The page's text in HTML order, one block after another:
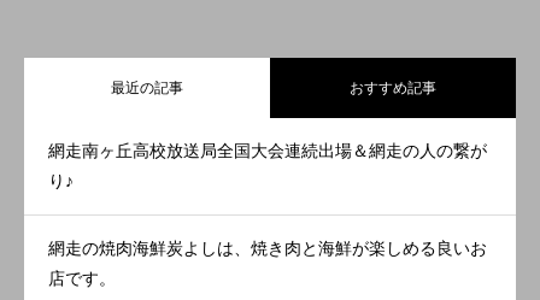
最近の記事 おすすめ記事
網走南ヶ丘高校放送局全国大会連続出場＆網走の人の繋が
り♪
網走の焼肉海鮮炭よしは、焼き肉と海鮮が楽しめる良いお
店です。